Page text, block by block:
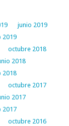
junio 2019
2019
octubre 2018
2018
2018
octubre 2017
2017
2017
octubre 2016